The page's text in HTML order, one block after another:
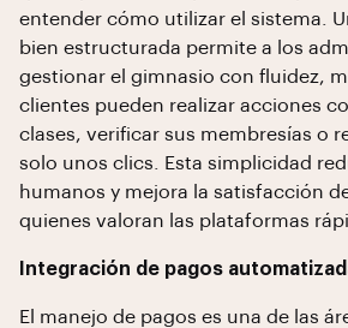
entender cómo utilizar el sistema.
bien estructurada permite a los
gestionar el gimnasio con fluidez,
clientes pueden realizar acciones
clases, verificar sus membresías o
solo unos clics. Esta simplicidad
humanos y mejora la satisfacción
quienes valoran las plataformas
Integración de pagos
El manejo de pagos es una de las